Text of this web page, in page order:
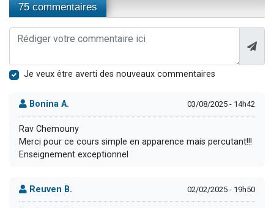
75 commentaires
Je veux être averti des nouveaux commentaires
Bonina A. 03/08/2025 - 14h42
Rav Chemouny
Merci pour ce cours simple en apparence mais percutant!!!
Enseignement exceptionnel
Reuven B. 02/02/2025 - 19h50